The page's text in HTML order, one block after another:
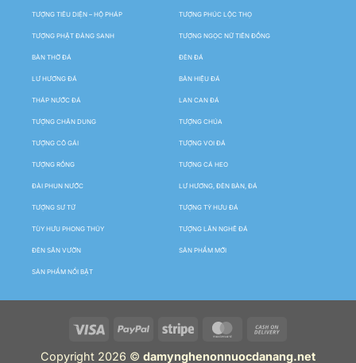
TƯỢNG TIÊU DIỆN – HỘ PHÁP TƯỢNG PHÚC LỘC THỌ
TƯỢNG PHẬT ĐẢNG SANH TƯỢNG NGỌC NỮ TIÊN ĐỒNG
BÀN THỜ ĐÁ ĐÈN ĐÁ
LƯ HƯƠNG ĐÁ BẢN HIỆU ĐÁ
THÁP NƯỚC ĐÁ LAN CAN ĐÁ
TƯỢNG CHÂN DUNG TƯỢNG CHÚA
TƯỢNG CÔ GÁI TƯỢNG VOI ĐÁ
TƯỢNG RỒNG TƯỢNG CÁ HEO
ĐÀI PHUN NƯỚC LƯ HƯƠNG, ĐÈN BÀN, ĐÁ
TƯỢNG SƯ TỬ TƯỢNG TỲ HƯU ĐÁ
TÙY HƯU PHONG THỦY TƯỢNG LÂN NGHÊ ĐÁ
ĐÈN SÂN VƯỜN SẢN PHẨM MỚI
SẢN PHẨM NỔI BẬT
Copyright 2026 © damynghenonnuocdanang.net